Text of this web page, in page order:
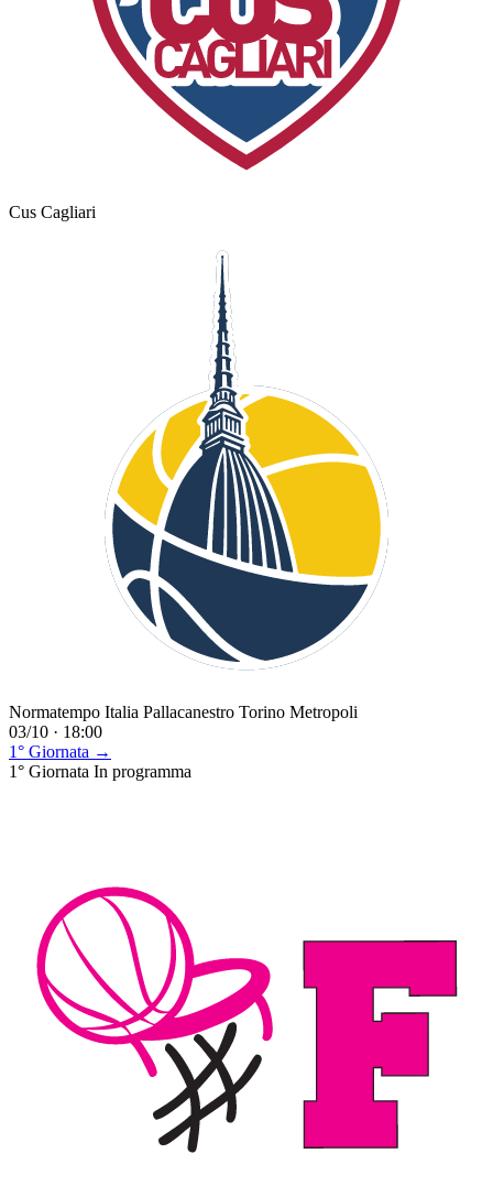
Cus Cagliari
Normatempo Italia Pallacanestro Torino Metropoli
03/10 · 18:00
1° Giornata →
1° Giornata In programma